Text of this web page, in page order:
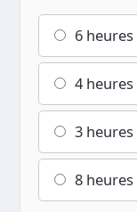
6 heures
4 heures
3 heures
8 heures